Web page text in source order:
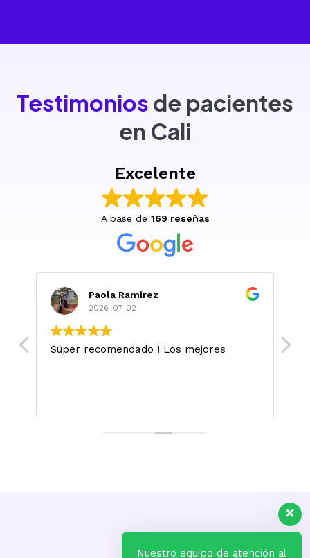
Testimonios de pacientes
en Cali
Excelente
A base de 169 reseñas
Paola Ramirez
2026-07-02
Súper recomendado ! Los mejores
Nuestro equipo de atención al